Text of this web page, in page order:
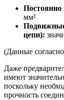
Постоянно
мм²
цепи):
(Данные
Даже
имеют
поскольку
прочность